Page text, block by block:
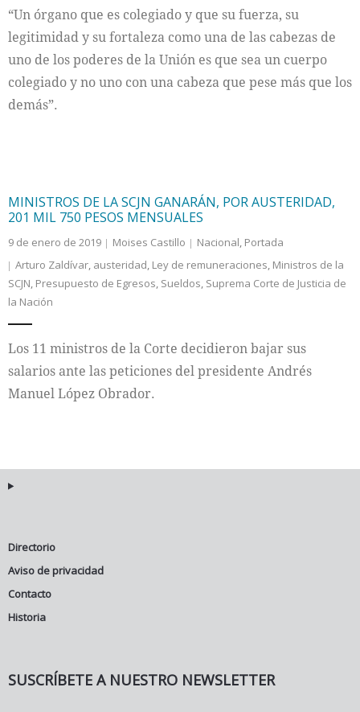
“Un órgano que es colegiado y que su fuerza, su
legitimidad y su fortaleza como una de las cabezas de
uno de los poderes de la Unión es que sea un cuerpo
colegiado y no uno con una cabeza que pese más que los
demás”.
MINISTROS DE LA SCJN GANARÁN, POR AUSTERIDAD,
201 MIL 750 PESOS MENSUALES
9 de enero de 2019 Moises Castillo Nacional, Portada
Arturo Zaldívar, austeridad, Ley de remuneraciones, Ministros de la
SCJN, Presupuesto de Egresos, Sueldos, Suprema Corte de Justicia de
la Nación
Los 11 ministros de la Corte decidieron bajar sus
salarios ante las peticiones del presidente Andrés
Manuel López Obrador.
Directorio
Aviso de privacidad
Contacto
Historia
SUSCRÍBETE A NUESTRO NEWSLETTER